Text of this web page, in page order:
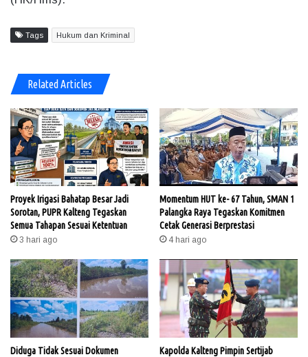
Tags Hukum dan Kriminal
Related Articles
Proyek Irigasi Bahatap Besar Jadi
Sorotan, PUPR Kalteng Tegaskan
Semua Tahapan Sesuai Ketentuan
3 hari ago
Momentum HUT ke- 67 Tahun, SMAN 1
Palangka Raya Tegaskan Komitmen
Cetak Generasi Berprestasi
4 hari ago
Diduga Tidak Sesuai Dokumen
Kapolda Kalteng Pimpin Sertijab